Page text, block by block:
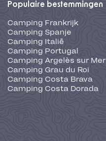
Populaire bestemmingen
Camping Frankrijk
Camping Spanje
Camping Italië
Camping Portugal
Camping Argelès sur Mer
Camping Grau du Roi
Camping Costa Brava
Camping Costa Dorada